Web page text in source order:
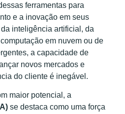
ferramentas para
e a inovação em seus
inteligência artificial, da
em nuvem ou de
a capacidade de
novos mercados e
do cliente é inegável.
maior potencial, a
se destaca como uma força